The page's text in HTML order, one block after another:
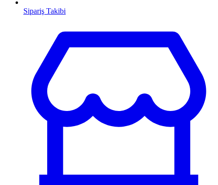
Sipariş Takibi